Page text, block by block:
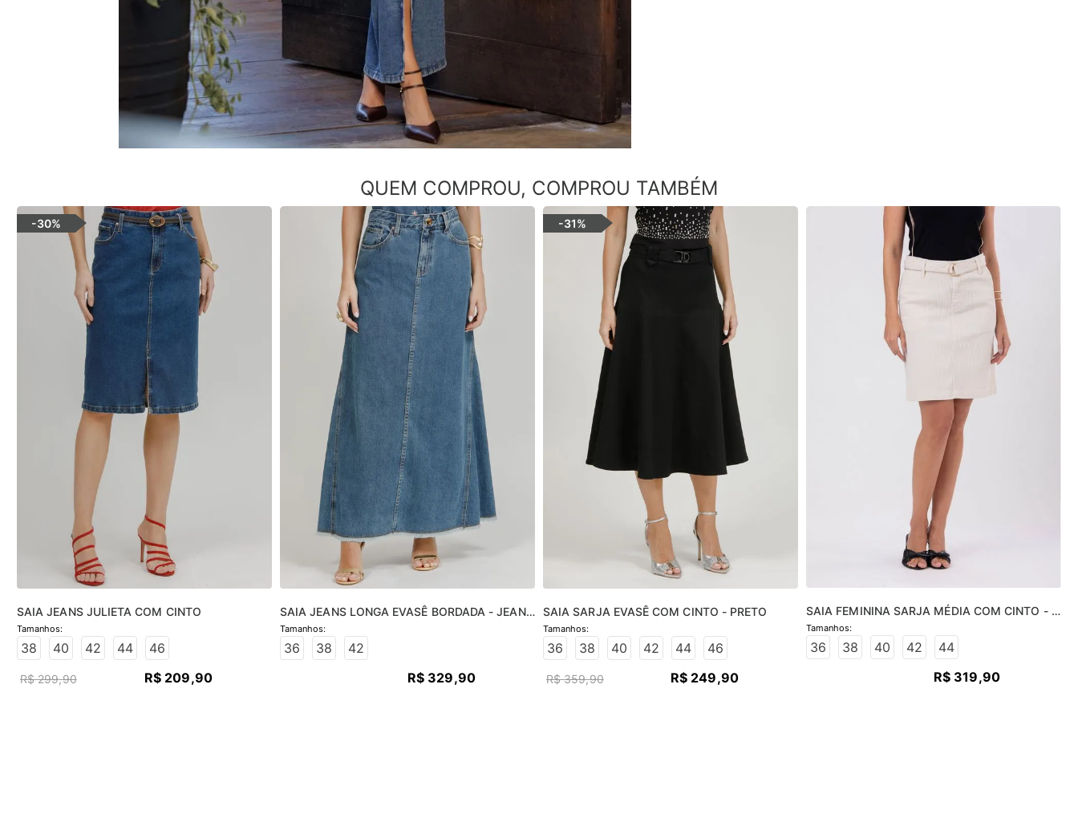
QUEM COMPROU, COMPROU TAMBÉM
-30%
SAIA JEANS JULIETA COM CINTO
38 40 42 44 46
R$ 299,90 R$ 209,90
SAIA JEANS LONGA EVASÊ BORDADA - JEANS
MÉDIO
36 38
42
R$ 329,90
-31%
SAIA SARJA EVASÊ COM CINTO - PRETO
36 38 40 42 44 46
R$ 359,90 R$ 249,90
SAIA FEMININA SARJA MÉDIA COM CINTO -
MARFIM
36 38 40 42
44
R$ 319,90